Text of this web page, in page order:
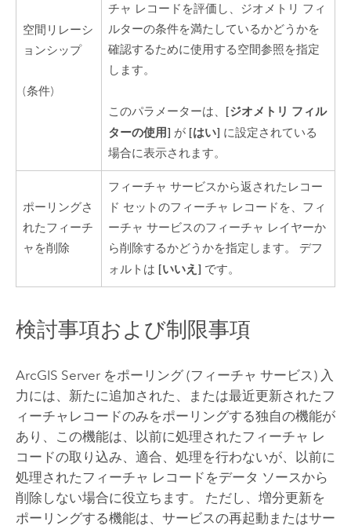
空間リレーシ
ョンシップ
(条件)
チャ レコードを評価し、ジオメトリ フィ
ルターの条件を満たしているかどうかを
確認するために使用する空間参照を指定
します。
このパラメーターは、 [ジオメトリ フィル
ターの使用] が [はい] に設定されている
場合に表示されます。
ポーリングさ
れたフィーチ
ャを削除
フィーチャ サービスから返されたレコー
ド セットのフィーチャ レコードを、フィ
ーチャ サービスのフィーチャ レイヤーか
ら削除するかどうかを指定します。 デフ
ォルトは [いいえ] です。
検討事項および制限事項
ArcGIS Serverをポーリング (フィーチャ サービス) 入
力には、新たに追加された、または最近更新されたフ
ィーチャレコードのみをポーリングする独自の機能が
あり、この機能は、以前に処理されたフィーチャ レ
コードの取り込み、適合、処理を行わないが、以前に
処理されたフィーチャ レコードをデータ ソースから
削除しない場合に役立ちます。 ただし、増分更新を
ポーリングする機能は、サービスの再起動またはサー